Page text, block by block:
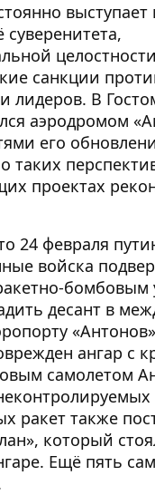
санкции
лидеров. В
аэродромом
его
таких
проектах
24 февраля
войска
бомбовым
десант в
ангар с
самолетом
ракет также
который
Ещё пять